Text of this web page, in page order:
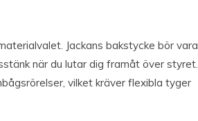
Jackans bakstycke bör vara
när du lutar dig framåt över styret.
vilket kräver flexibla tyger